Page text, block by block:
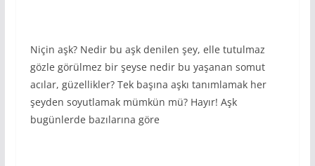
Niçin aşk? Nedir bu aşk denilen şey, elle tutulmaz
gözle görülmez bir şeyse nedir bu yaşanan somut
acılar, güzellikler? Tek başına aşkı tanımlamak her
şeyden soyutlamak mümkün mü? Hayır! Aşk
bugünlerde bazılarına göre